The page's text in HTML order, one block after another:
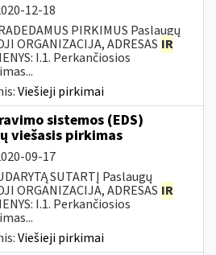
12-18
PIRKIMUS Paslaugų
ORGANIZACIJA, ADRESAS IR
I.1. Perkančiosios
Viešieji pirkimai
sistemos (EDS)
viešasis pirkimas
09-17
SUTARTĮ Paslaugų
ORGANIZACIJA, ADRESAS IR
I.1. Perkančiosios
Viešieji pirkimai